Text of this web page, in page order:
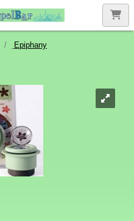
Epiphany